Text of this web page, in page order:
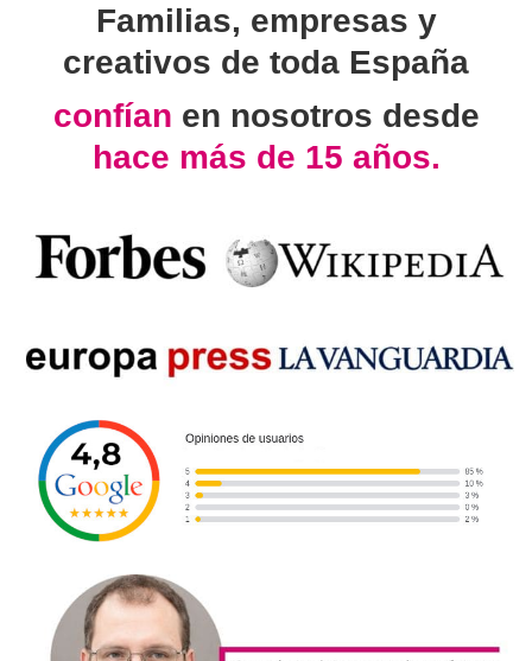
Familias, empresas y
creativos de toda España
confían en nosotros desde
hace más de 15 años.